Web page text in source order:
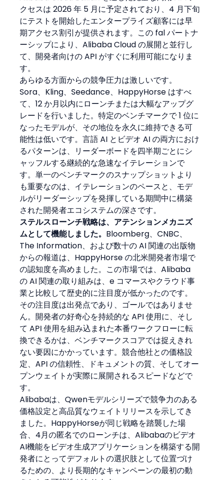
クセスは 2026 年 5 月に予定されており、4 月下旬
にテストを開始したエンタープライズ顧客には早
期アクセス割引が提供されます。この fal パートナ
ーシップにより、Alibaba Cloud の展開と並行し
て、開発者向けの API がすぐに利用可能になりま
す。
あらゆる方面からの競争圧力は激しいです。
Sora、Kling、Seedance、HappyHorse はすべ
て、12 か月以内にローンチまたは大幅なアップグ
レードを行いました。特定のベンチマークで 1 位に
なったモデルが、その地位を永久に維持できる可
能性は低いです。言語 AI とビデオ AI の両方におけ
るパターンは、リーダーボードを四半期ごとにシ
ャッフルする継続的な急速なイテレーションで
す。単一のベンチマークのスナップショットより
も重要なのは、イテレーションのペースと、モデ
ルがリーダーシップを発揮している期間中に構築
された開発者エコシステムの深さです。
ステルスローンチ戦略は、アテンションメカニズ
ムとして機能しました。 Bloomberg、CNBC、
The Information、および数十の AI 関連の出版物
からの報道は、HappyHorse の北米開発者市場で
の認知度を高めました。この市場では、Alibaba
の AI 関連の取り組みは、e コマースやクラウド事
業と比較して歴史的に注目度が低かったのです。
その注目度は出発点であり、ゴールではありませ
ん。開発者の好奇心を持続的な API 使用に、そし
て API 使用を組み込まれた本番ワークフローに転
換できるかは、ベンチマークスコアでは捉えきれ
ない要因にかかっています。競合他社との価格設
定、API の信頼性、ドキュメントの質、そしてオー
プンウェイトが実際に展開されるスピードなどで
す。
Alibabaは、Qwenモデルシリーズで競争力のある
価格設定と高品質なウェイトリリースを示してき
ました。HappyHorseが同じ戦略を踏襲した場
合、4月の匿名でのローンチは、Alibabaのビデオ
AI機能をビデオ生成アプリケーションを構築する開
発者にとってデフォルトの選択肢として位置づけ
るための、より長期的なキャンペーンの最初の動